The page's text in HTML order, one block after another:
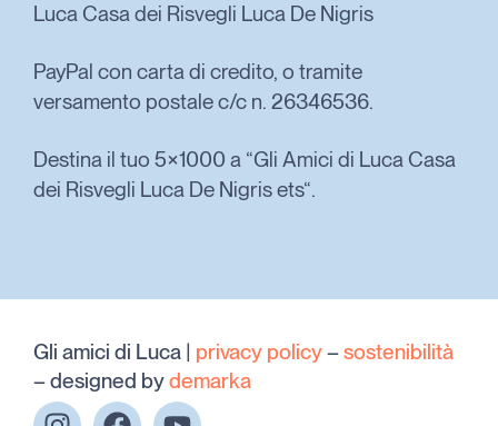
Luca Casa dei Risvegli Luca De Nigris
PayPal con carta di credito, o tramite
versamento postale c/c n. 26346536.
Destina il tuo 5×1000 a “Gli Amici di Luca Casa
dei Risvegli Luca De Nigris ets“.
Gli amici di Luca | privacy policy–sostenibilità
– designed bydemarka